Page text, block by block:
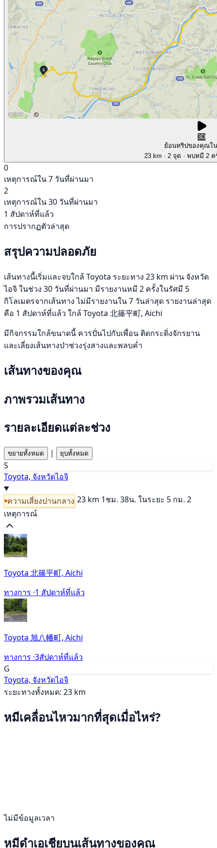
3D
ย้อนทริปของคุณใ
23 km · 2 จุด · พบหมี 2
0
เหตุการณ์ใน 7 วันที่ผ่านมา
2
เหตุการณ์ใน 30 วันที่ผ่านมา
1 สัปดาห์ที่แล้ว
การปรากฏตัวล่าสุด
สรุปความปลอดภัย
เส้นทางนี้เริ่มและจบใกล้ Toyota ระยะทาง 23 km ผ่าน จังหวัด
ไอจิ ในช่วง 30 วันที่ผ่านมา มีรายงานหมี 2 ครั้งในรัศมี 5
กิโลเมตรจากเส้นทาง ไม่มีรายงานใน 7 วันล่าสุด รายงานล่าสุด
คือ 1 สัปดาห์ที่แล้ว ใกล้ Toyota 北篠平町, Aichi
มีกิจกรรมใกล้ขนาดนี้ ควรปั่นไปกับเพื่อน ติดกระดิ่งจักรยาน
และเลี่ยงเส้นทางป่าช่วงรุ่งสางและพลบค่ำ
เส้นทางของคุณ
ภาพรวมเส้นทาง
รายละเอียดแต่ละช่วง
ขยายทั้งหมด | ยุบทั้งหมด
S
Toyota, จังหวัดไอจิ
ความเสี่ยงปานกลาง 23 km 1ชม. 38น. ในระยะ 5 กม. 2
เหตุการณ์
Toyota 北篠平町, Aichi
ทางการ ·1 สัปดาห์ที่แล้ว
Toyota 旭八幡町, Aichi
ทางการ ·3สัปดาห์ที่แล้ว
G
Toyota, จังหวัดไอจิ
ระยะทางทั้งหมด: 23 km
หมีเคลื่อนไหวมากที่สุดเมื่อไหร่?
ไม่มีข้อมูลเวลา
หมีดำเอเชียบนเส้นทางของคุณ